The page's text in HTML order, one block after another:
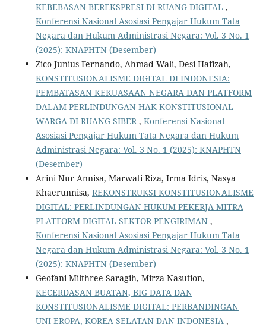
KEBEBASAN BEREKSPRESI DI RUANG DIGITAL ,
Konferensi Nasional Asosiasi Pengajar Hukum Tata
Negara dan Hukum Administrasi Negara: Vol. 3 No. 1
(2025): KNAPHTN (Desember)
Zico Junius Fernando, Ahmad Wali, Desi Hafizah,
KONSTITUSIONALISME DIGITAL DI INDONESIA:
PEMBATASAN KEKUASAAN NEGARA DAN PLATFORM
DALAM PERLINDUNGAN HAK KONSTITUSIONAL
WARGA DI RUANG SIBER , Konferensi Nasional
Asosiasi Pengajar Hukum Tata Negara dan Hukum
Administrasi Negara: Vol. 3 No. 1 (2025): KNAPHTN
(Desember)
Arini Nur Annisa, Marwati Riza, Irma Idris, Nasya
Khaerunnisa, REKONSTRUKSI KONSTITUSIONALISME
DIGITAL: PERLINDUNGAN HUKUM PEKERJA MITRA
PLATFORM DIGITAL SEKTOR PENGIRIMAN ,
Konferensi Nasional Asosiasi Pengajar Hukum Tata
Negara dan Hukum Administrasi Negara: Vol. 3 No. 1
(2025): KNAPHTN (Desember)
Geofani Milthree Saragih, Mirza Nasution,
KECERDASAN BUATAN, BIG DATA DAN
KONSTITUSIONALISME DIGITAL: PERBANDINGAN
UNI EROPA, KOREA SELATAN DAN INDONESIA ,